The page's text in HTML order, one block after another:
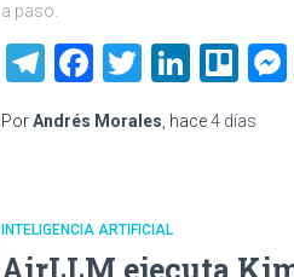
a paso.
Telegram
Facebook
Twitter
PorAndrés Morales , hace4 días
INTELIGENCIA ARTIFICIAL